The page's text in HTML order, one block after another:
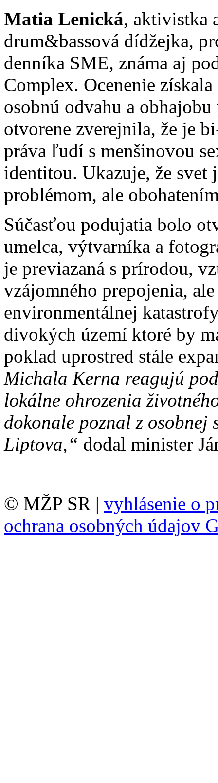
Matia Lenická, aktivistka
drum&bassová dídžejka,
denníka SME, známa aj
Complex. Ocenenie
osobnú odvahu a
otvorene zverejnila, že je
práva ľudí s menšinovou
identitou. Ukazuje, že svet
problémom, ale
Súčasťou podujatia bolo
umelca, výtvarníka a
je previazaná s prírodou,
vzájomného prepojenia,
environmentálnej
divokých území ktoré by
poklad uprostred stále
Michala Kerna reagujú
lokálne ohrozenia
dokonale poznal z osobnej
Liptova,“ dodal minister
© MŽP SR | vyhlásenie o
ochrana osobných údajov